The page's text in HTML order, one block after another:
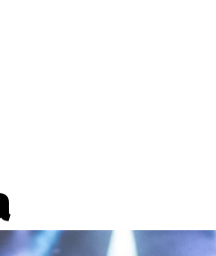
Redakce Kontakt Vydavatel